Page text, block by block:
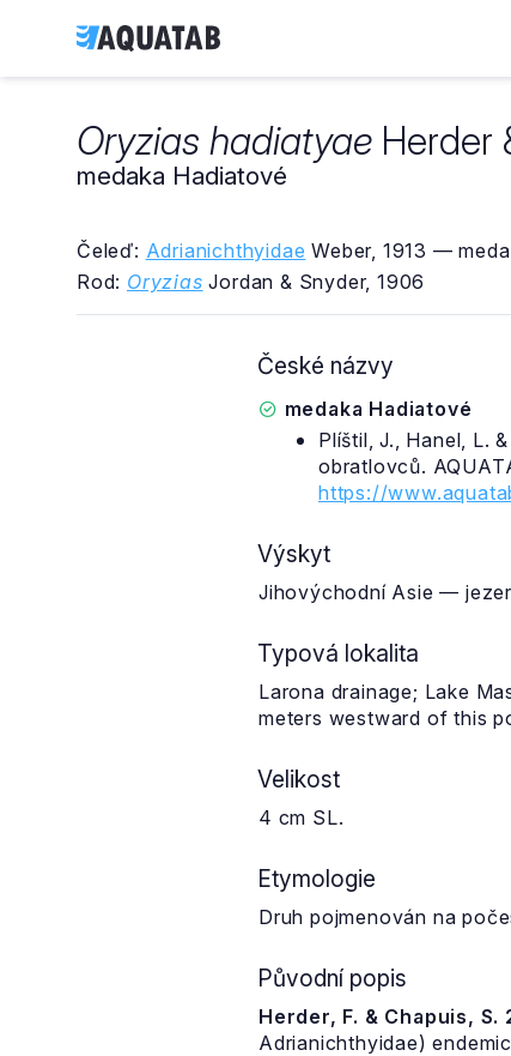
Oryzias hadiatyae Herder
medaka Hadiatové
Čeleď: Adrianichthyidae Weber, 1913 —
Rod: Oryzias Jordan & Snyder, 1906
České názvy
medaka Hadiatové
Plíštil, J., Hanel, L.
obratlovců.
https://
Výskyt
Jihovýchodní Asie —
Typová lokalita
Larona drainage; Lake
meters westward of this
Velikost
4 cm SL.
Etymologie
Druh pojmenován na
Původní popis
Herder, F. & Chapuis, S.
Adrianichthyidae)